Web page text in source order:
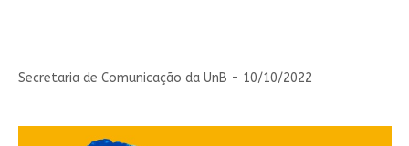
Secretaria de Comunicação da UnB - 10/10/2022